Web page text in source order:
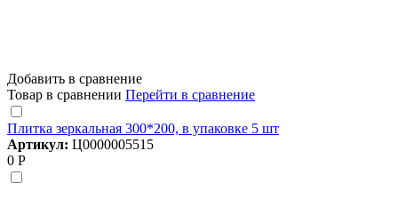
Добавить в сравнение
Товар в сравнении Перейти в сравнение
Плитка зеркальная 300*200, в упаковке 5 шт
Артикул: Ц0000005515
0 Р